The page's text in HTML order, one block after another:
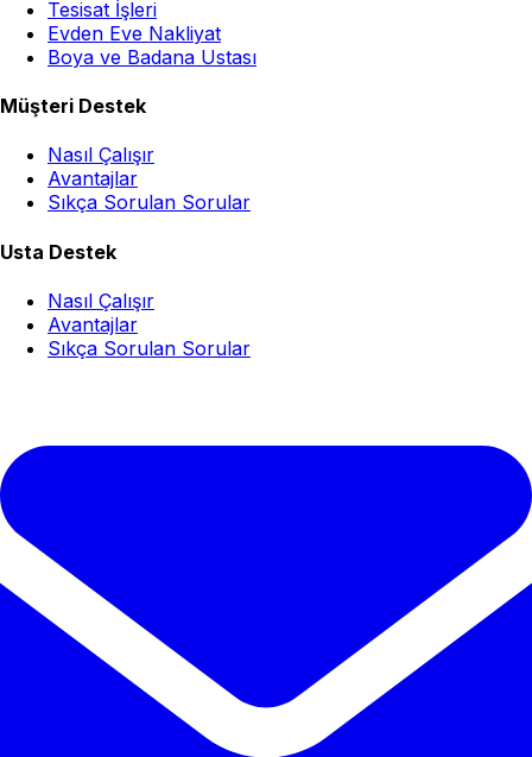
Tesisat İşleri
Evden Eve Nakliyat
Boya ve Badana Ustası
Müşteri Destek
Nasıl Çalışır
Avantajlar
Sıkça Sorulan Sorular
Usta Destek
Nasıl Çalışır
Avantajlar
Sıkça Sorulan Sorular